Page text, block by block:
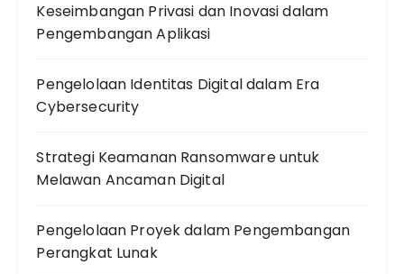
Keseimbangan Privasi dan Inovasi dalam
Pengembangan Aplikasi
Pengelolaan Identitas Digital dalam Era
Cybersecurity
Strategi Keamanan Ransomware untuk
Melawan Ancaman Digital
Pengelolaan Proyek dalam Pengembangan
Perangkat Lunak